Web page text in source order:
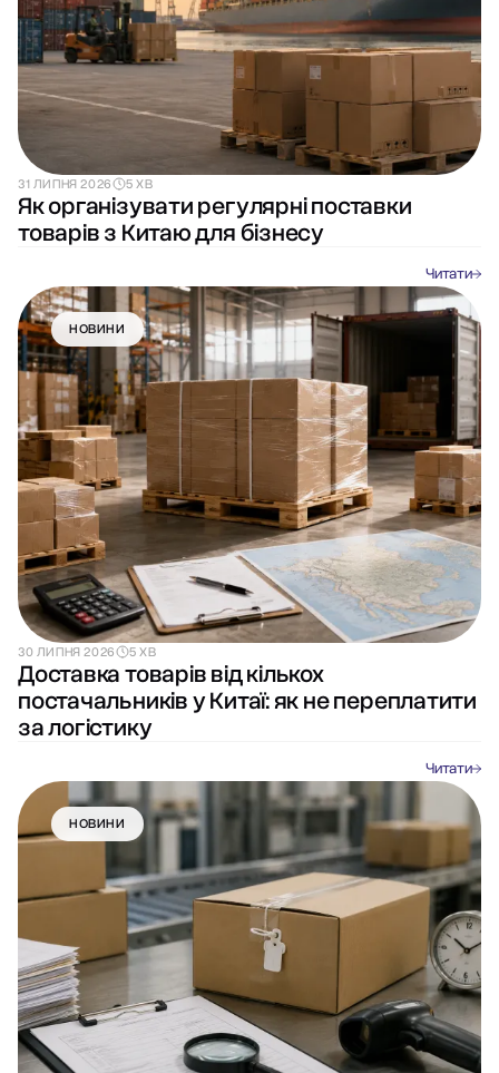
31 ЛИПНЯ 2026 5 ХВ
Як організувати регулярні поставки
товарів з Китаю для бізнесу
Читати
НОВИНИ
30 ЛИПНЯ 2026 5 ХВ
Доставка товарів від кількох
постачальників у Китаї: як не переплатити
за логістику
Читати
НОВИНИ